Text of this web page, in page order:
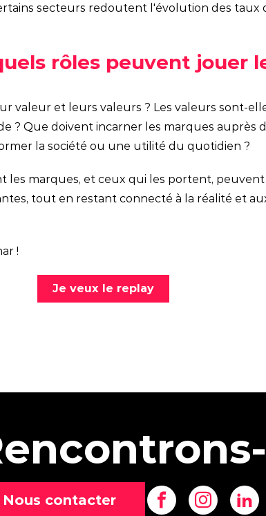
secteurs redoutent l'évolution des taux
rôles peuvent jouer
valeur et leurs valeurs ? Les valeurs sont-
? Que doivent incarner les marques auprès
la société ou une utilité du quotidien ?
les marques, et ceux qui les portent,
tout en restant connecté à la réalité et
!
Je veux le replay
Nous contacter